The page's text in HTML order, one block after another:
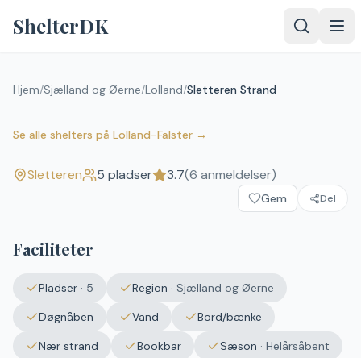
ShelterDK
Hjem/Sjælland og Øerne/Lolland/Sletteren Strand
Se alle shelters på Lolland-Falster →
Sletteren Strand
3.7 6 anmeldelser) Sletteren
Sletteren 5 pladser 3.7(6 anmeldelser)
Gem Del
Faciliteter
Pladser · 5 Region · Sjælland og Øerne
Døgnåben
Vand
Bord/bænke
Nær strand
Bookbar Sæson · Helårsåbent